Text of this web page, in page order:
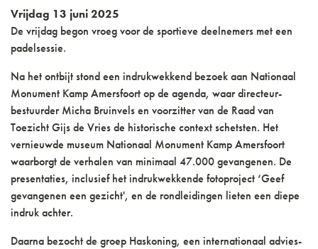
Vrijdag 13 juni 2025
De vrijdag begon vroeg voor de sportieve deelnemers met een
padelsessie.
Na het ontbijt stond een indrukwekkend bezoek aan Nationaal
Monument Kamp Amersfoort op de agenda, waar directeur-
bestuurder Micha Bruinvels en voorzitter van de Raad van
Toezicht Gijs de Vries de historische context schetsten. Het
vernieuwde museum Nationaal Monument Kamp Amersfoort
waarborgt de verhalen van minimaal 47.000 gevangenen. De
presentaties, inclusief het indrukwekkende fotoproject ‘Geef
gevangenen een gezicht', en de rondleidingen lieten een diepe
indruk achter.
Daarna bezocht de groep Haskoning, een internationaal advies-